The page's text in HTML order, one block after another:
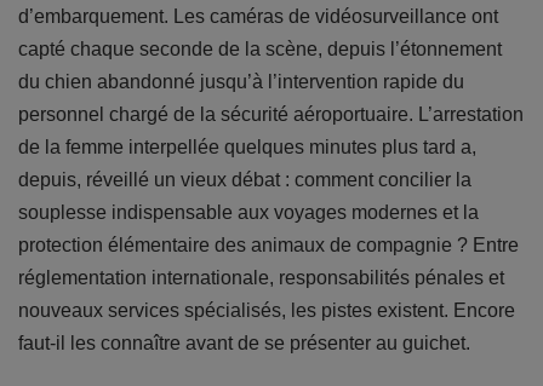
d’embarquement. Les caméras de vidéosurveillance ont
capté chaque seconde de la scène, depuis l’étonnement
du chien abandonné jusqu’à l’intervention rapide du
personnel chargé de la sécurité aéroportuaire. L’arrestation
de la femme interpellée quelques minutes plus tard a,
depuis, réveillé un vieux débat : comment concilier la
souplesse indispensable aux voyages modernes et la
protection élémentaire des animaux de compagnie ? Entre
réglementation internationale, responsabilités pénales et
nouveaux services spécialisés, les pistes existent. Encore
faut-il les connaître avant de se présenter au guichet.